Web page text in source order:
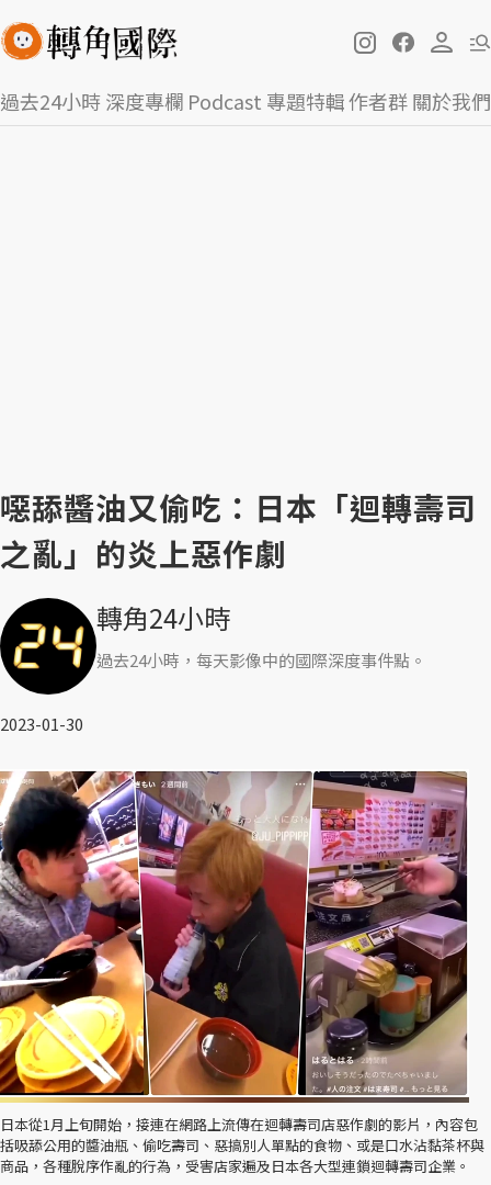
過去24小時深度專欄 Podcast 專題特輯作者群關於我們
噁舔醬油又偷吃：日本「迴轉壽司
之亂」的炎上惡作劇
轉角24小時
過去24小時，每天影像中的國際深度事件點。
2023-01-30
日本從1月上旬開始，接連在網路上流傳在迴轉壽司店惡作劇的影片，內容包
括吸舔公用的醬油瓶、偷吃壽司、惡搞別人單點的食物、或是口水沾黏茶杯與
商品，各種脫序作亂的行為，受害店家遍及日本各大型連鎖迴轉壽司企業。